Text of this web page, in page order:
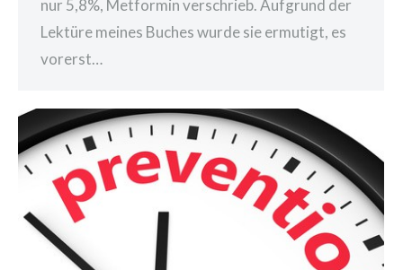
nur 5,8%, Metformin verschrieb. Aufgrund der
Lektüre meines Buches wurde sie ermutigt, es
vorerst…